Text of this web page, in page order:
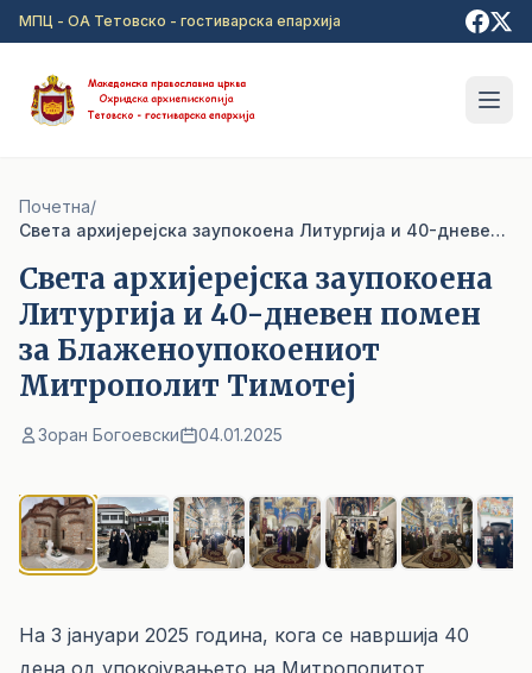
Прејди на главна содржина
МПЦ - ОА Тетовско - гостиварска епархија
Почетна/
Света архијерејска заупокоена Литургија и 40-дневен помен за Блаженоупокоениот Митрополит Тимотеј
Света архијерејска заупокоена
Литургија и 40-дневен помен
за Блаженоупокоениот
Митрополит Тимотеј
Зоран Богоевски 04.01.2025
На 3 јануари 2025 година, кога се навршија 40
дена од упокојувањето на Митрополитот